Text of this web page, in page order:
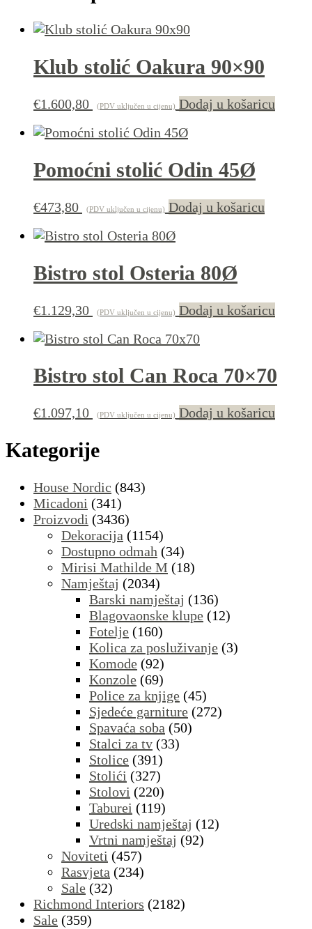
Klub stolić Oakura 90×90
€1.600,80 (PDV uključen u cijenu) Dodaj u košaricu
Pomoćni stolić Odin 45Ø
€473,80 (PDV uključen u cijenu) Dodaj u košaricu
Bistro stol Osteria 80Ø
€1.129,30 (PDV uključen u cijenu) Dodaj u košaricu
Bistro stol Can Roca 70×70
€1.097,10 (PDV uključen u cijenu) Dodaj u košaricu
Kategorije
House Nordic (843)
Micadoni (341)
Proizvodi (3436)
Dekoracija (1154)
Dostupno odmah (34)
Mirisi Mathilde M (18)
Namještaj (2034)
Barski namještaj (136)
Blagovaonske klupe (12)
Fotelje (160)
Kolica za posluživanje (3)
Komode (92)
Konzole (69)
Police za knjige (45)
Sjedeće garniture (272)
Spavaća soba (50)
Stalci za tv (33)
Stolice (391)
Stolići (327)
Stolovi (220)
Taburei (119)
Uredski namještaj (12)
Vrtni namještaj (92)
Noviteti (457)
Rasvjeta (234)
Sale (32)
Richmond Interiors (2182)
Sale (359)